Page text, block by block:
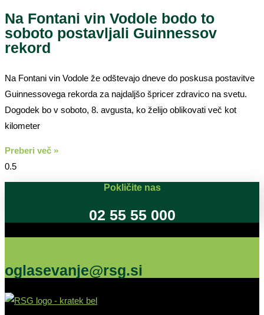
Na Fontani vin Vodole bodo to
soboto postavljali Guinnessov
rekord
Na Fontani vin Vodole že odštevajo dneve do poskusa postavitve
Guinnessovega rekorda za najdaljšo špricer zdravico na svetu.
Dogodek bo v soboto, 8. avgusta, ko želijo oblikovati več kot
kilometer
Preberi več »
Pokličite nas
02 55 55 000
oglasevanje@rsg.si